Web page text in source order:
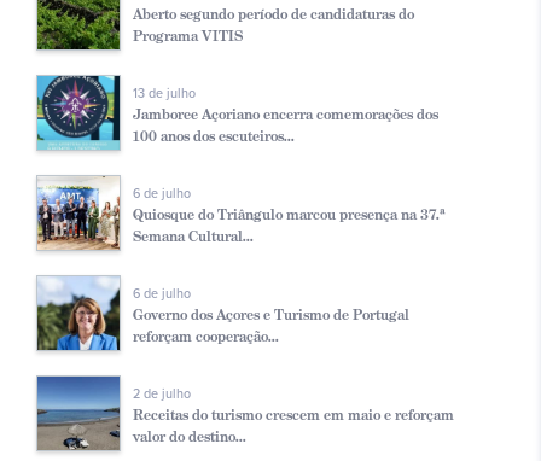
Aberto segundo período de candidaturas do
Programa VITIS
13 de julho
Jamboree Açoriano encerra comemorações dos
100 anos dos escuteiros...
6 de julho
Quiosque do Triângulo marcou presença na 37.ª
Semana Cultural...
6 de julho
Governo dos Açores e Turismo de Portugal
reforçam cooperação...
2 de julho
Receitas do turismo crescem em maio e reforçam
valor do destino...